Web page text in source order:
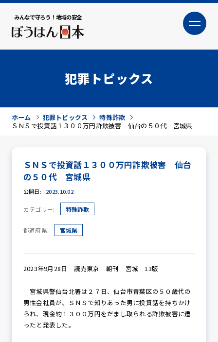
みんなで守ろう！地域の安全
大
犯罪トピックス
防犯活動ニュース
防犯パトロール
防犯セミナー
犯罪トピックス
ホーム 犯罪トピックス
特殊詐欺
ＳＮＳで投資話１３００万円詐欺被害 仙台の５０代 宮城県
ＳＮＳで投資話１３００万円詐欺被害 仙台
の５０代 宮城県
公開日: 2023.10.02
カテゴリー: 特殊詐欺
都道府県: 宮城県
2023年9月28日 読売東京 朝刊 宮城 13版
宮城県警仙台北署は２７日、仙台市青葉区の５０歳代の
男性会社員が、ＳＮＳで知りあった男に投資話を持ちかけ
られ、現金約１３００万円をだまし取られる詐欺被害に遭
ったと発表した。